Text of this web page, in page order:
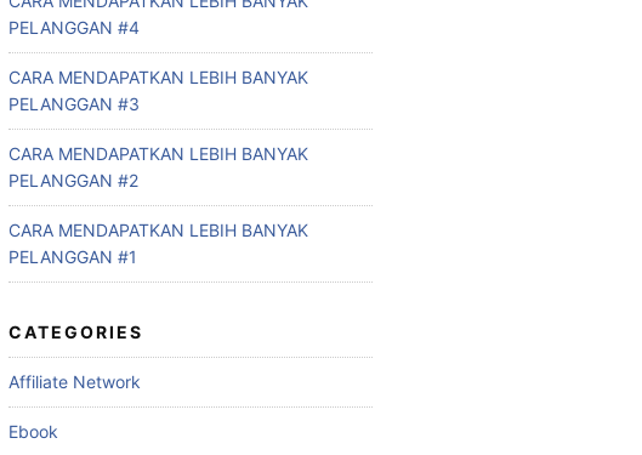
PELANGGAN #4
CARA MENDAPATKAN LEBIH BANYAK
PELANGGAN #3
CARA MENDAPATKAN LEBIH BANYAK
PELANGGAN #2
CARA MENDAPATKAN LEBIH BANYAK
PELANGGAN #1
CATEGORIES
Affiliate Network
Ebook